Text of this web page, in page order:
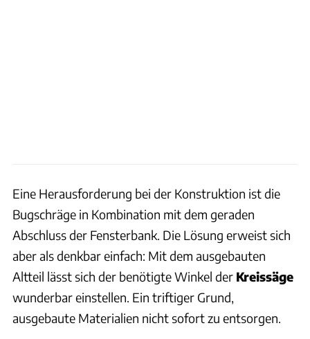
Eine Herausforderung bei der Konstruktion ist die
Bugschräge in Kombination mit dem geraden
Abschluss der Fensterbank. Die Lösung erweist sich
aber als denkbar einfach: Mit dem ausgebauten
Altteil lässt sich der benötigte Winkel der Kreissäge
wunderbar einstellen. Ein triftiger Grund,
ausgebaute Materialien nicht sofort zu entsorgen.